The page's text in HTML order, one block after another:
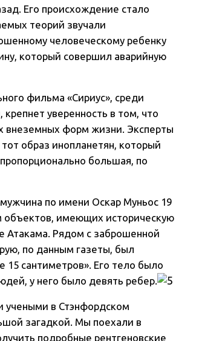
Его происхождение стало
теорий звучали
человеческому ребенку
который совершил аварийную
фильма «Сириус», среди
уверенность в том, что
внеземных форм жизни. Эксперты
образ инопланетян, который
большая, по
по имени Оскар Муньос 19
объектов, имеющих историческую
Атакама. Рядом с заброшенной
по данным газеты, был
15 сантиметров». Его тело было
у него было девять ребер.
учеными в Стэнфордском
загадкой. Мы поехали в
подробные рентгеновские